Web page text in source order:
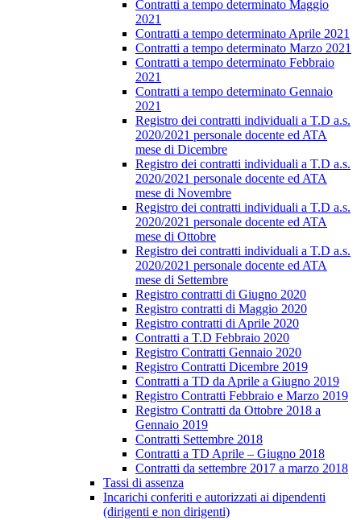
Contratti a tempo determinato Maggio
2021
Contratti a tempo determinato Aprile 2021
Contratti a tempo determinato Marzo 2021
Contratti a tempo determinato Febbraio
2021
Contratti a tempo determinato Gennaio
2021
Registro dei contratti individuali a T.D a.s.
2020/2021 personale docente ed ATA
mese di Dicembre
Registro dei contratti individuali a T.D a.s.
2020/2021 personale docente ed ATA
mese di Novembre
Registro dei contratti individuali a T.D a.s.
2020/2021 personale docente ed ATA
mese di Ottobre
Registro dei contratti individuali a T.D a.s.
2020/2021 personale docente ed ATA
mese di Settembre
Registro contratti di Giugno 2020
Registro contratti di Maggio 2020
Registro contratti di Aprile 2020
Contratti a T.D Febbraio 2020
Registro Contratti Gennaio 2020
Registro Contratti Dicembre 2019
Contratti a TD da Aprile a Giugno 2019
Registro Contratti Febbraio e Marzo 2019
Registro Contratti da Ottobre 2018 a
Gennaio 2019
Contratti Settembre 2018
Contratti a TD Aprile – Giugno 2018
Contratti da settembre 2017 a marzo 2018
Tassi di assenza
Incarichi conferiti e autorizzati ai dipendenti
(dirigenti e non dirigenti)